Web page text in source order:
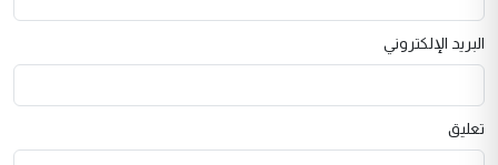
البريد الإلكتروني
تعليق